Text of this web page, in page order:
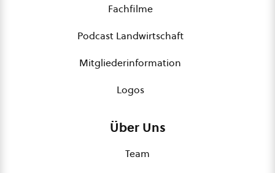
Fachfilme
Podcast Landwirtschaft
Mitgliederinformation
Logos
Über Uns
Team